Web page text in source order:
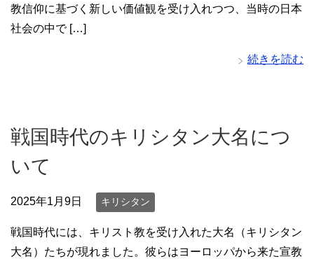
教信仰に基づく新しい価値観を受け入れつつ、当時の日本
社会の中で […]
続きを読む
戦国時代のキリシタン大名につ
いて
2025年1月9日 キリシタン
戦国時代には、キリスト教を受け入れた大名（キリシタン
大名）たちが現れました。彼らはヨーロッパから来た宣教